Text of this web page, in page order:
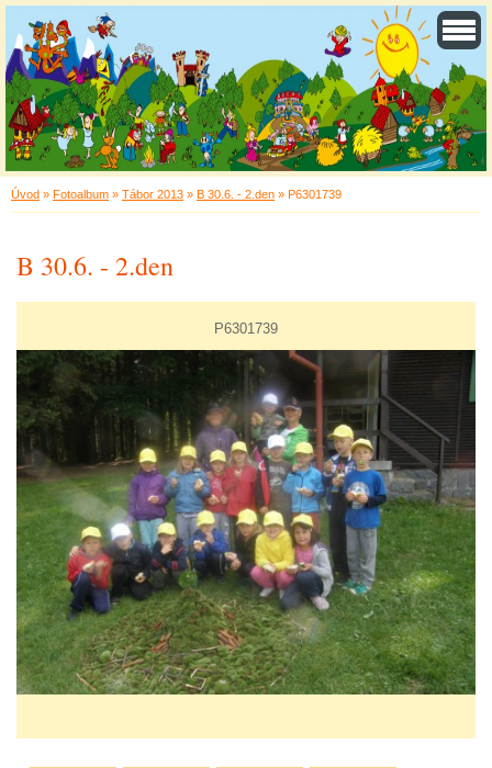
Úvod » Fotoalbum » Tábor 2013 » B 30.6. - 2.den » P6301739
B 30.6. - 2.den
P6301739